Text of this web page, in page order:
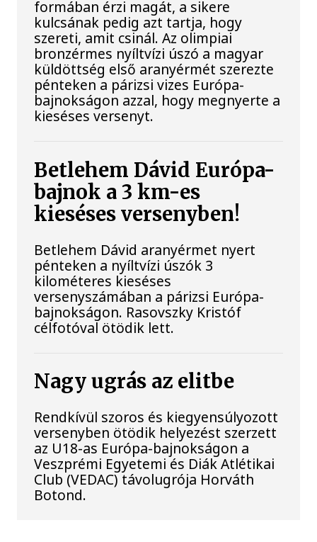
formában érzi magát, a sikere
kulcsának pedig azt tartja, hogy
szereti, amit csinál. Az olimpiai
bronzérmes nyíltvízi úszó a magyar
küldöttség első aranyérmét szerezte
pénteken a párizsi vizes Európa-
bajnokságon azzal, hogy megnyerte a
kieséses versenyt.
Betlehem Dávid Európa-
bajnok a 3 km-es
kieséses versenyben!
Betlehem Dávid aranyérmet nyert
pénteken a nyíltvízi úszók 3
kilométeres kieséses
versenyszámában a párizsi Európa-
bajnokságon. Rasovszky Kristóf
célfotóval ötödik lett.
Nagy ugrás az elitbe
Rendkívül szoros és kiegyensúlyozott
versenyben ötödik helyezést szerzett
az U18-as Európa-bajnokságon a
Veszprémi Egyetemi és Diák Atlétikai
Club (VEDAC) távolugrója Horváth
Botond.